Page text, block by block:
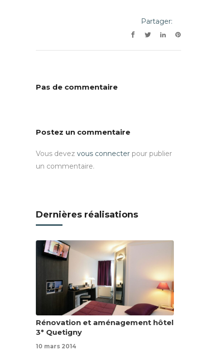
Partager:
Pas de commentaire
Postez un commentaire
Vous devez vous connecter pour publier
un commentaire.
Dernières réalisations
Rénovation et aménagement hôtel
3* Quetigny
10 mars 2014